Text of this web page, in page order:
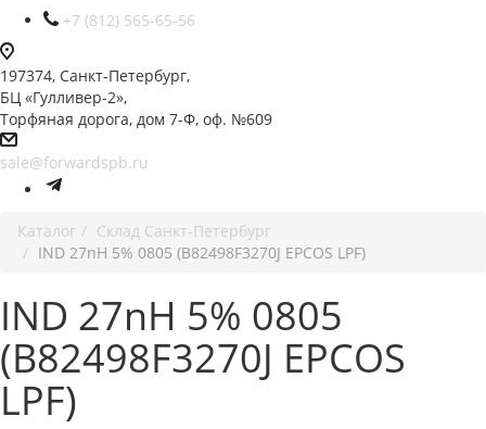
+7 (812) 565-65-56
197374, Санкт-Петербург,
БЦ «Гулливер-2»,
Торфяная дорога, дом 7-Ф, оф. №609
sale@forwardspb.ru
Каталог
Cклад Санкт-Петербург
IND 27nH 5% 0805 (B82498F3270J EPCOS LPF)
IND 27nH 5% 0805
(B82498F3270J EPCOS
LPF)